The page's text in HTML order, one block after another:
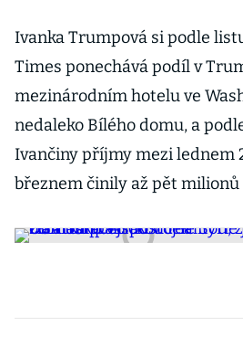
Ivanka Trumpová si podle
Times ponechává podíl v
mezinárodním hotelu ve
nedaleko Bílého domu, a
Ivančiny příjmy mezi lednem
březnem činily až pět milionů